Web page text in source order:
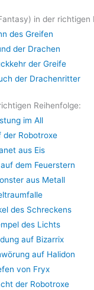
in der richtigen
des Greifen
der Drachen
der Greife
der Drachenritter
Reihenfolge:
im All
der Robotroxe
aus Eis
dem Feuerstern
aus Metall
des Schreckens
des Lichts
auf Bizarrix
auf Halidon
von Fryx
der Robotroxe